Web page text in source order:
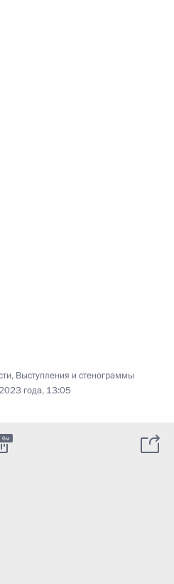
, Выступления и стенограммы
года, 13:05
6м